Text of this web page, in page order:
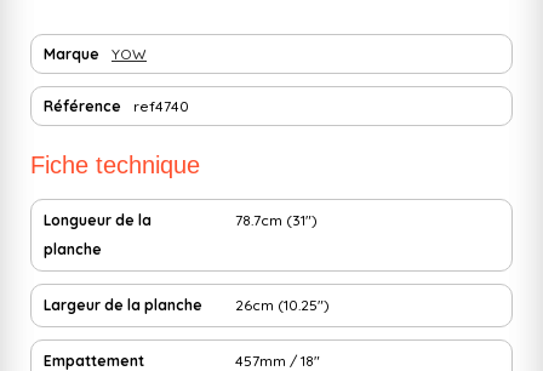
Marque YOW
Référence ref4740
Fiche technique
Longueur de la
planche
78.7cm (31")
Largeur de la planche 26cm (10.25")
Empattement 457mm / 18"